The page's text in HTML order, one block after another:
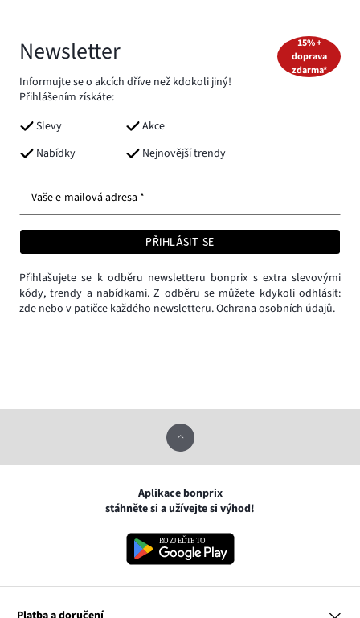
Newsletter
Informujte se o akcích dříve než kdokoli jiný!
Přihlášením získáte:
Slevy
Akce
Nabídky
Nejnovější trendy
15% +
doprava
zdarma*
Vaše e-mailová adresa *
PŘIHLÁSIT SE
Přihlašujete se k odběru newsletteru bonprix s extra slevovými
kódy, trendy a nabídkami. Z odběru se můžete kdykoli odhlásit:
zde nebo v patičce každého newsletteru.Ochrana osobních údajů.
Aplikace bonprix
stáhněte si a užívejte si výhod!